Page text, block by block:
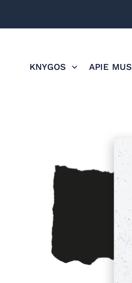
KNYGOS APIE MUS